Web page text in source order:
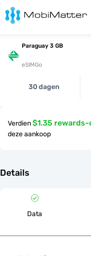
Paraguay 3 GB
eSIMGo
30 dagen
Verdien$1.35
deze aankoop
Details
Data